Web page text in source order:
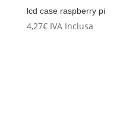
lcd case raspberry pi
4,27€ IVA Inclusa